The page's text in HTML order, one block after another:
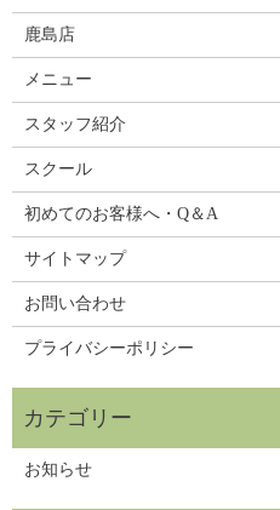
鹿島店
メニュー
スタッフ紹介
スクール
初めてのお客様へ・Q＆A
サイトマップ
お問い合わせ
プライバシーポリシー
お知らせ